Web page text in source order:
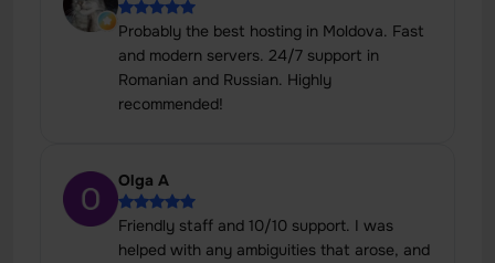
Probably the best hosting in Moldova. Fast
and modern servers. 24/7 support in
Romanian and Russian. Highly
recommended!
Olga A
Friendly staff and 10/10 support. I was
helped with any ambiguities that arose, and